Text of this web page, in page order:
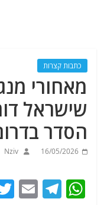
כתבות קצרות
מאחורי
שישראל
הסדר
16/05/2026
Nziv
W
T
E